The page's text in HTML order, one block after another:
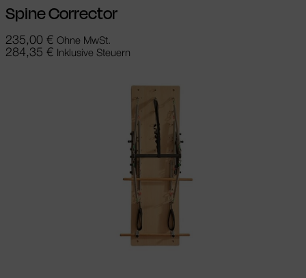
Spine Corrector
235,00 € Ohne MwSt.
284,35 € Inklusive Steuern